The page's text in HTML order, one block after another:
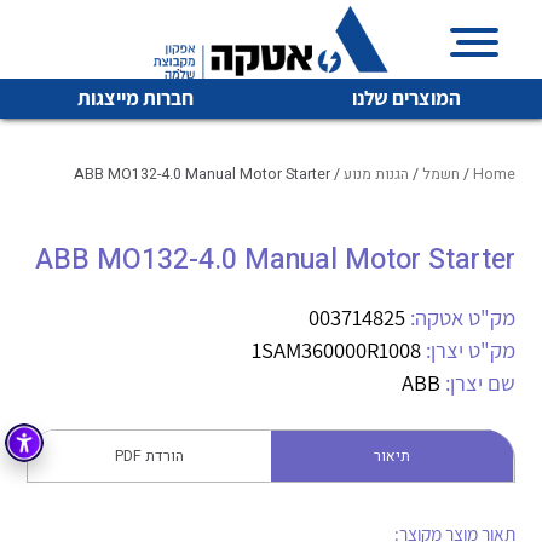
המוצרים שלנו חברות מייצגות
איכות | שרות | זמינות
והפצה של מוצרי
מיתוג, בקרה , ואינסטלציה חשמלית ופעילה ב7 תחומים:
חשמל
רובוטיקה ואוטומציה תעשייתית
Home
/ חשמל / הגנות מנוע/ ABB MO132-4.0 Manual Motor Starter
ABB MO132-4.0 Manual Motor Starter
מק"ט אטקה: 003714825
מק"ט יצרן: 1SAM360000R1008
שם יצרן: ABB
תיאור הורדת PDF
תאור מוצר מקוצר: